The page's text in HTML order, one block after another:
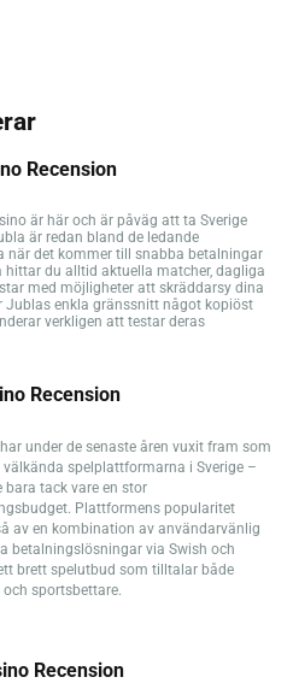
Recension
är här och är påväg att ta Sverige
är redan bland de ledande
när det kommer till snabba betalningar
hittar du alltid aktuella matcher, dagliga
med möjligheter att skräddarsy dina
Jublas enkla gränssnitt något kopiöst
verkligen att testar deras
Recension
under de senaste åren vuxit fram som
välkända spelplattformarna i Sverige –
bara tack vare en stor
Plattformens popularitet
av en kombination av användarvänlig
betalningslösningar via Swish och
brett spelutbud som tilltalar både
sportsbettare.
Recension